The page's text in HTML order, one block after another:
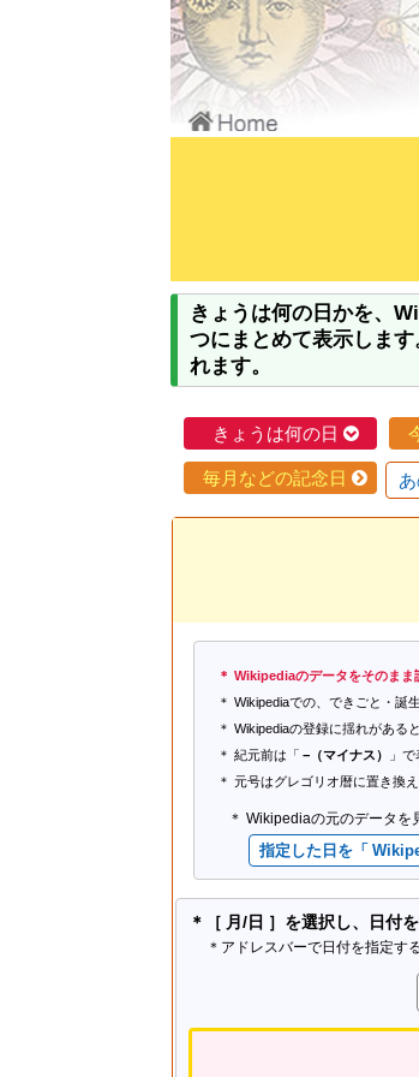
きょうは何の日かを、
つにまとめて表示しま
れます。
きょうは何の日
毎月などの記念日
Wikipediaのデータをそのまま
Wikipediaでの、できごと・誕
Wikipediaの登録に揺れがある
紀元前は「 −（マイナス）
」
元号はグレゴリオ暦に置き換
Wikipediaの元のデータを
指定した日を「
＊［ 月/日 ］を選択し、日付
＊アドレスバーで日付を指定す